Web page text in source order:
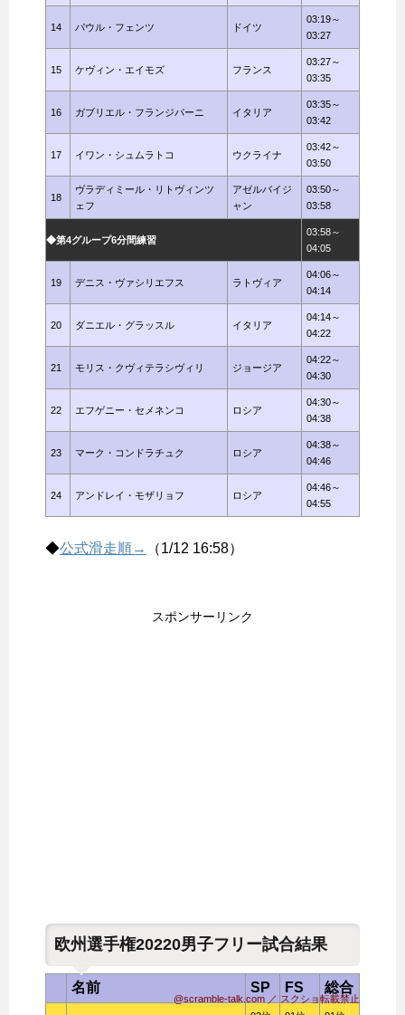
14 パウル・フェンツ ドイツ
03:19～
03:27
15 ケヴィン・エイモズ フランス
03:27～
03:35
16 ガブリエル・フランジパーニ イタリア
03:35～
03:42
17 イワン・シュムラトコ ウクライナ
03:42～
03:50
18
ヴラディミール・リトヴィンツ
ェフ
アゼルバイジ
ャン
03:50～
03:58
◆第4グループ6分間練習
03:58～
04:05
19 デニス・ヴァシリエフス ラトヴィア
04:06～
04:14
20 ダニエル・グラッスル イタリア
04:14～
04:22
21 モリス・クヴィテラシヴィリ ジョージア
04:22～
04:30
22 エフゲニー・セメネンコ ロシア
04:30～
04:38
23 マーク・コンドラチュク ロシア
04:38～
04:46
24 アンドレイ・モザリョフ ロシア
04:46～
04:55
◆公式滑走順→ （1/12 16:58）
スポンサーリンク
欧州選手権20220男子フリー試合結果
@scramble-talk.com ／ スクショ転載禁止
名前 SP FS 総合